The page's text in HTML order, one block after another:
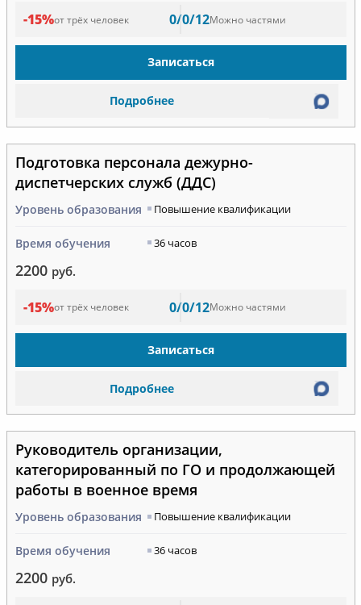
-15%от трёх человек 0/0/12Можно частями
Записаться
Подробнее
Подготовка персонала дежурно-
диспетчерских служб (ДДС)
Уровень образования Повышение квалификации
Время обучения 36 часов
2200 руб.
-15%от трёх человек 0/0/12Можно частями
Записаться
Подробнее
Руководитель организации,
категорированный по ГО и продолжающей
работы в военное время
Уровень образования Повышение квалификации
Время обучения 36 часов
2200 руб.